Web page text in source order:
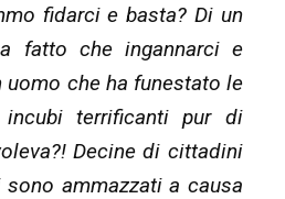
fidarci e basta? Di un
fatto che ingannarci e
uomo che ha funestato le
terrificanti pur di
Decine di cittadini
ammazzati a causa